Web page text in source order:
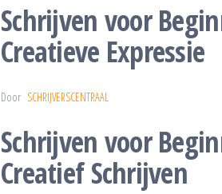
Schrijven voor
Creatieve Expressie
Door SCHRIJVERSCENTRAAL
Schrijven voor
Creatief Schrijven